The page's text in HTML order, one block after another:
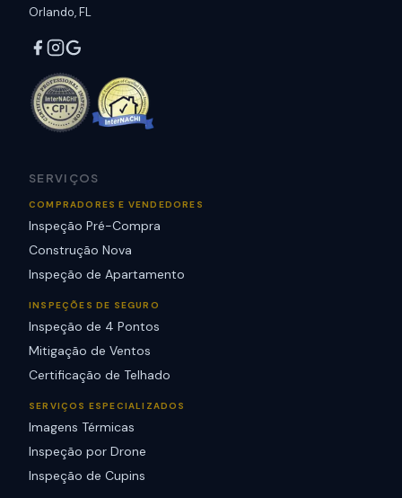
Orlando, FL
SERVIÇOS
COMPRADORES E VENDEDORES
Inspeção Pré-Compra
Construção Nova
Inspeção de Apartamento
INSPEÇÕES DE SEGURO
Inspeção de 4 Pontos
Mitigação de Ventos
Certificação de Telhado
SERVIÇOS ESPECIALIZADOS
Imagens Térmicas
Inspeção por Drone
Inspeção de Cupins